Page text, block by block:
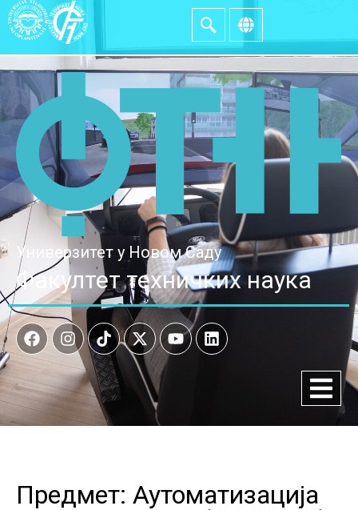
Универзитет у Новом Саду
Факултет техничких наука
Предмет: Аутоматизација